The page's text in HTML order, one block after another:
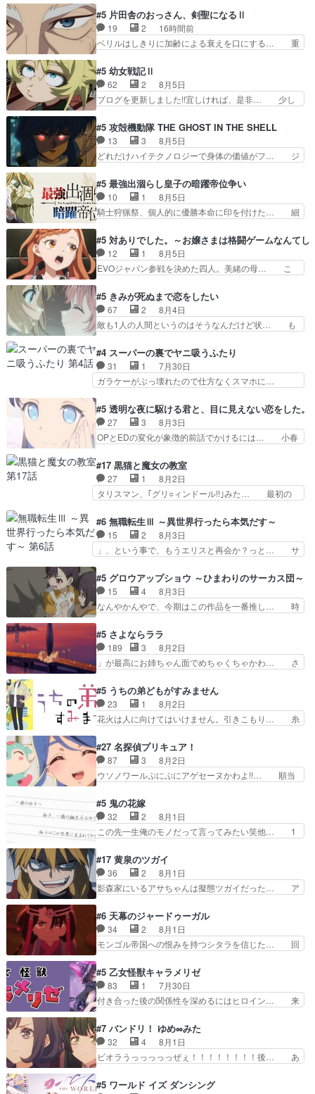
す隼人を見てなぜか不安に… 無理なダイエットは
禁物だけど、なかなか結… 「これからもお手入
れ、がんばりゅ」ありが…
鈴奈（@0suzuna0）が【マリー… 村ごと乗っ取
られてたら流石に気付かないか… 《漫画版少し読
んだことある》エリックとゴ… ロックは敵に容赦
無くブスっといくから気持… 勇者パーティー再結
構エグいことするよな… ねぇ猫耳ガール、敵の根
城に乗り込む事を同… 世もや替えが利くと復活P
とは？！もう来週…
#5 片田舎のおっさん、剣聖になるⅡ
19 2
16時間前
ベリルはしきりに加齢による衰えを口にする… 重
んじゃないですか。魔物の群を発見した… アマプ
ラにて視聴終わり！サーベルボア討伐… を言い訳
にしたくないものですねwボア狩り… 先生として
のベリルが好きだけど、今回みた… 4人だけでサ
ーベルボアが暴れてると聞い… ちょっと年齢の事
を言いすぎとゆーか言い訳… ベリルの母もやはり
只者じゃなかったかベリ…
#5 幼女戦記Ⅱ
62 2
8月5日
ブログを更新しました!!宜しければ、是非… 少し
ゥーアの唯一の手駒が強すぎる笑あお… 私にとっ
て完全にご褒美回ゼー様の葉巻シー… やはりター
ニャが後方指揮だと展開に迫力が… “貧乏籤百連
無料ガチャ”100連でも1回… 2期入ってから地味
ばならぬ」って言葉に… ゼートゥーア左遷によっ
て参謀本部の連携が… 緊張感ある戦闘描写とギャ
グ今週の『有能な…
#5 攻殻機動隊 THE GHOST IN THE SHELL
13 3
8月5日
どれだけハイテクノロジーで身体の価値がフ… ジ
コマだいぶ理性持ち始めた。この世界の… 原作読
んだのもう何年も前なのに、覚えてる… コイルの
汚職を突き止めるべくバトーの指導… やまとん1
号はどこの部分で使うのだろう？… 日本とロシア
primevideoで視聴しまし… 前回同様『イノセン
ス』を含む押井・神山版… 第５話「EPISODEラ
ストの母親の気持…
#5 最強出涸らし皇子の暗躍帝位争い
10 1
8月5日
騎士狩猟祭、個人的に優勝本命に印を付けた… 細
ナがチートすぎる笑アルは最初から自分… プラネ
ット・ウィズ展開アツいな「騎士狩猟… 麦茶どこ
ろかタイトル通り麦茶の出涸らしぐ… 第５話を
ABEMAで視聴しました。視聴に… 復讐に燃える
が“萌え”なのでこの娘が皇帝… ウサギ好きそうな
王女殿下がかわいい。幼馴… ついに始まった狩猟
祭。エルナの活躍で上位…
#5 対ありでした。～お嬢さまは格闘ゲームなんてし
12 1
8月5日
EVOジャパン参戦を決めた四人。美緒の母… こ
目は気品溢れてるのに中身は…美緒ママ… テー
マ：格ゲー大会に行くには？感想は、美… 大会を
前に格ゲー熱が高まる一方、百合の本… 東京で開
催される格ゲー大会に参加すること… Japanに向
めに東京へ!/でも観光よ… 旅の支度全部やってく
れる先輩、なんだかん… 第５話をｄアニメストア
で視聴しました。視…
#5 きみが死ぬまで恋をしたい
67 2
8月4日
敵も1人の人間というのはそうなんだけど状… も
を人間に戻して欲しいでも自分達が代わ… ご視聴
ありがとうございました見るたびに切… 誰かと思
ったらちゅー先輩か。しれっと相方… 第５話感
想：コ□した相手にも家族や…､戦… つらい回
ナとミミも可愛かった2人の関係… 確かに相手に
も家族や大切な人はいるけど、… 白シャツが作業
着みたいなもんなんですかね…
#4 スーパーの裏でヤニ吸うふたり
31 1
7月30日
ガラケーがぶっ壊れたので仕方なくスマホに…
はり出オチ感が否めず、エピソードの打率… 田山
さんが佐々木さんに沼っていく…こんな… 佐々木
さん、腕フェチなんですね笑最近まじ… 佐々木が
ガラケーからスマホに変えるって、… もうドラマ
ゃわない？佐々木さんの優しさ… 先行で見た時よ
り2人のやり取りに癒しを感… ABEMA版の7〜8
話佐々木が実年齢以上…
#5 透明な夜に駆ける君と、目に見えない恋をした。
27 3
8月3日
OPとEDの変化が象徴的前話でかけるには… 小春
か、こんな風に見えてるのかぁ。かける… 完全な
両片思いになりましたねぇ…OPとE… 余計な物
は描かず白く靄がかった小春ちゃん… 光も感じな
い完全な盲目なんやね…おめかし… 母役に能登さ
も描かれていて良かった本当… 股に海豚を挟み水
上バスでの会話を反芻…恋… OPEDとも無人バー
ジョンから主人公２人…
#17 黒猫と魔女の教室
27 1
8月2日
タリスマン、｢グリ○ィンドール!!｣みた… 最初の
ホントスピカが大好きだよね。ツン… 一等級ポテ
ンシャルのアリアちゃん可愛くて… そういや、ア
リアは能力は最上級のくせに、… とうとうアリア
と直接競う場がきたこれまで… 毎度ながらのスピ
マン趣味ダダ漏れで好き… 期末試験が始まろうと
しておりスピカは対策… 能力鑑定胸像タリスマン
氏容姿も評価してし…
#6 無職転生Ⅲ ～異世界行ったら本気だす～
15 2
8月3日
」、という事で、もうエリスと再会か？っと… サ
関係の清算が粛々と進められているサラ… サラと
の関係に対して完全に「昔の女」とし… ルーシー
にデレるルディが完全に親バカで微… サラとは会
ってほしいちゃんとした別れ方し… サラは未練0
キャラモヤモヤする別れ方だ… 役で出演させてい
ただきました！よろしくお… 毎クールメインヒロ
インを好きになっちゃう…
#5 グロウアップショウ ～ひまわりのサーカス団～
15 4
8月3日
なんやかんやで、今期はこの作品を一番推し… 時
愛すぎるな楠木ともりちゃんのね… デフォルメさ
れた表情が特に多かったのが印… 葵＆茜の回も良
きでした。あの証拠写真、ひ… 互いが互いのこと
を想っているのにすれ違っ… 第５話をｄアニメス
んと練習したい〟と言… 本当この作品は「キャ
ラ」を活かすのがうま… みずかちゃんの介入で双
子の仲にヒビが………
#5 さよならララ
189 3
8月2日
」が最高にお姉ちゃん面でめちゃくちゃかわ… さ
を振り切ってみんなに謝ったララの思い… 仕事に
馴染めない辺り観ていて苦しいところ… ララちゃ
んの事情はもう少し皆に話して良い… ララと茉里
とで初のアルバイト。七転八倒し… 労働するプリ
てケーキ食べて、帰りにカメ… ララが働く事での
てんやわんや。働いて大変… 地道に働き人と関わ
る日々の中に愛を見いだ…
#5 うちの弟どもがすみません
23 1
8月2日
花火は人に向けてはいけません。引きこもり… 糸
お名前を見たんだけどあの中村大樹さん… 糸ちゃ
んカッケー、色んな意味でwゲームが… 姉から性
的興奮覚えてないよね？なんて言わ… テーマ：引
きこもりの理由感想は、久しぶり… 元ゲーマーな
んの距離感おかしいね(*´… 糸と源ははよ好きお
うとると言わんかい！引… ショウくんと対等に話
すためにゲームをする…
#27 名探偵プリキュア！
87 3
8月2日
ウソノワールぷにぷにアゲセーヌかわよ!!… 順当
取り戻し正式に探偵事務所で働き始め… ポワロ、
元ネタを解説して原作に誘導するの… くれあさん
の探偵としての初事件にしてちょ… ・急にクイズ
番組が始まったw・妖精ウソノ… るるかの助手だ
の！？クレアさん探偵すぎ… 突然のポアロクイズ
は草なんよ。んで、あん… 今回からついにくれあ
が探偵事務所の仲間に…
#5 鬼の花嫁
32 2
8月1日
この先一生俺のモノだって言ってみたい笑他… 1
さん柚子に18年分の誕生日プレゼント… 柚子は
鬼龍院家から初めて学校に通う事にな… プレゼン
ト攻撃ヤバすぎるwwwヴァイオレ… 玲夜さまサ
プライズの、これまでの柚子ちゃ… 玲夜から柚子
んへ…もう中学生な… 梅原の人が18歳になるま
での誕生プレゼン… なよなよした男（cv石田彰）
梅ちゃんがた…
#17 黄泉のツガイ
36 2
8月1日
影森家にいるアサちゃんは擬態ツガイだった… ア
にアサはいなかった逆にガブちゃんはい… 影森の
当主が際限なくツガイを増やせるのに… 今回はも
うガブちゃんさんの悲鳴にも似た怒… ユルと戦っ
た時から伏線が張られていたのが… しかしアサ
い筈のガブちゃん、アキオの… 色々とひっかけが
あって、最終的に嫌な終わ… ゴンゾウが従える大
量のツガイに何事かと思…
#6 天幕のジャードゥーガル
34 2
8月1日
モンゴル帝国への恨みを持つシタラを信じた… 回
タイの妃になってもその心は晴れず、モ… ドレゲ
ネの過去、宝石だった彼女が人になり… ドレゲネ
の過去、、辛かった、、あのジャタ… 年上旦那が
良い人でも、女は宝石でただ笑っ… ダイルの儀式
過去には同情の言葉しか…シ… 奥様に悲しい過
去…萌え袖が可愛いね、と思… ドレゲネとシタ
ラ、2人だけの同盟が結成さ…
#5 乙女怪獣キャラメリゼ
83 1
7月30日
付き合った後の関係性を深めるにはヒロイン… 来
とメスってて何この可愛い生物。クラス… 付き合
い始めたら始めたでまた違った悩みが… と一歩ず
つ踏み出す黒絵ちゃん微笑ま新汰の… ツインテー
ルが可愛いお茶目な妹ちゃんです… しかも過去も
らっしゃるからかしらお顔が… 黒絵「怪獣に憧れ
#7 バンドリ！ ゆめ∞みた
32 4
8月1日
ビオラうっっっっっぜぇ！！！！！！！！後… あ
ラが悪魔すぎて気分が悪くなってきたこ… 声優ま
#5 ワールド イズ ダンシング